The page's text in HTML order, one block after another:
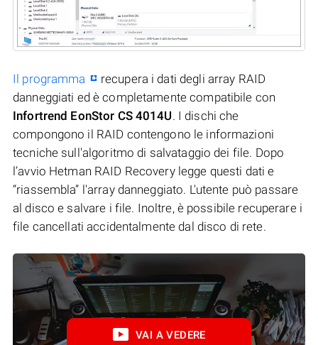
Il programma
recupera i dati degli array RAID
danneggiati ed è completamente compatibile con
Infortrend EonStor CS 4014U. I dischi che
compongono il RAID contengono le informazioni
tecniche sull'algoritmo di salvataggio dei file. Dopo
l’avvio Hetman RAID Recovery legge questi dati e
“riassembla” l'array danneggiato. L'utente può passare
al disco e salvare i file. Inoltre, è possibile recuperare i
file cancellati accidentalmente dal disco di rete.
VAI A VEDERE